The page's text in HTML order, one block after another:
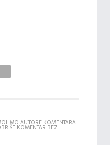
AUTORE KOMENTARA
KOMENTAR BEZ